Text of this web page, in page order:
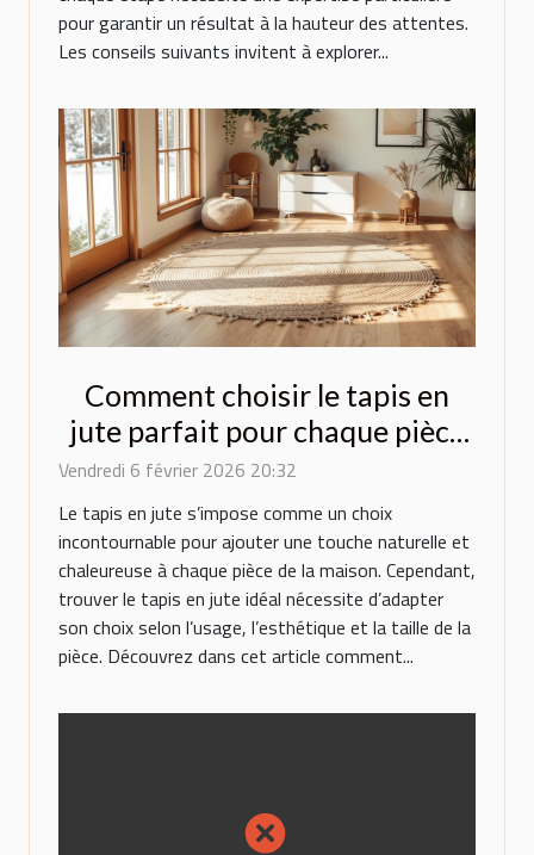
pour garantir un résultat à la hauteur des attentes.
Les conseils suivants invitent à explorer...
Comment choisir le tapis en
jute parfait pour chaque pièce
de la maison ?
Vendredi 6 février 2026 20:32
Le tapis en jute s’impose comme un choix
incontournable pour ajouter une touche naturelle et
chaleureuse à chaque pièce de la maison. Cependant,
trouver le tapis en jute idéal nécessite d’adapter
son choix selon l’usage, l’esthétique et la taille de la
pièce. Découvrez dans cet article comment...